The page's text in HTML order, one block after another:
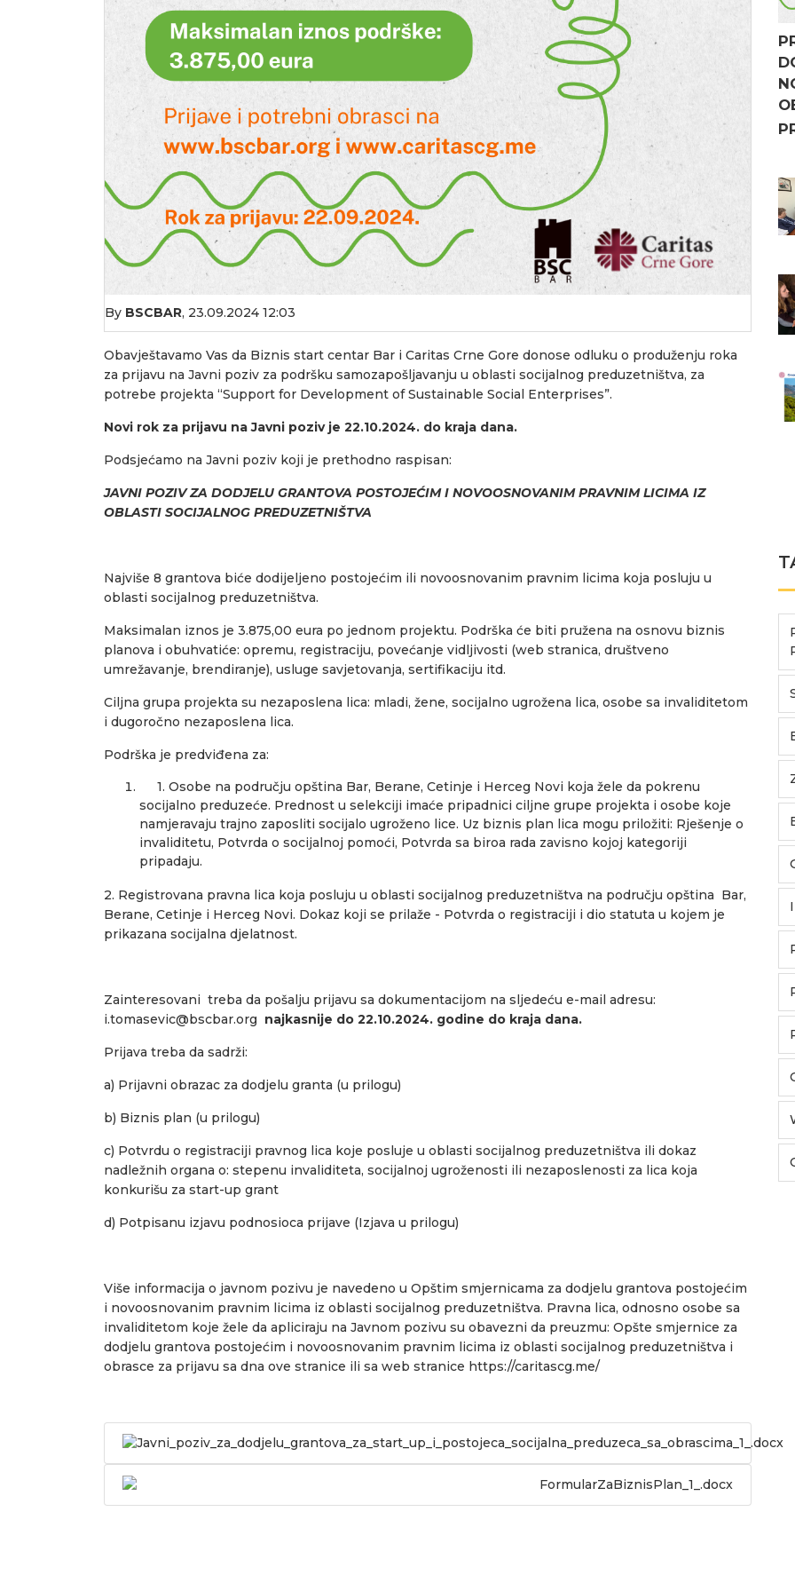
By BSCBAR, 23.09.2024 12:03
Obavještavamo Vas da Biznis start centar Bar i Caritas Crne Gore donose odluku o produženju roka
za prijavu na Javni poziv za podršku samozapošljavanju u oblasti socijalnog preduzetništva, za
potrebe projekta “Support for Development of Sustainable Social Enterprises”.
Novi rok za prijavu na Javni poziv je 22.10.2024. do kraja dana.
Podsjećamo na Javni poziv koji je prethodno raspisan:
JAVNI POZIV ZA DODJELU GRANTOVA POSTOJEĆIM I NOVOOSNOVANIM PRAVNIM LICIMA IZ
OBLASTI SOCIJALNOG PREDUZETNIŠTVA
Najviše 8 grantova biće dodijeljeno postojećim ili novoosnovanim pravnim licima koja posluju u
oblasti socijalnog preduzetništva.
Maksimalan iznos je 3.875,00 eura po jednom projektu. Podrška će biti pružena na osnovu biznis
planova i obuhvatiće: opremu, registraciju, povećanje vidljivosti (web stranica, društveno
umrežavanje, brendiranje), usluge savjetovanja, sertifikaciju itd.
Ciljna grupa projekta su nezaposlena lica: mladi, žene, socijalno ugrožena lica, osobe sa invaliditetom
i dugoročno nezaposlena lica.
Podrška je predviđena za:
1. Osobe na području opština Bar, Berane, Cetinje i Herceg Novi koja žele da pokrenu
socijalno preduzeće. Prednost u selekciji imaće pripadnici ciljne grupe projekta i osobe koje
namjeravaju trajno zaposliti socijalo ugroženo lice. Uz biznis plan lica mogu priložiti: Rješenje o
invaliditetu, Potvrda o socijalnoj pomoći, Potvrda sa biroa rada zavisno kojoj kategoriji
pripadaju.
2. Registrovana pravna lica koja posluju u oblasti socijalnog preduzetništva na području opština Bar,
Berane, Cetinje i Herceg Novi. Dokaz koji se prilaže - Potvrda o registraciji i dio statuta u kojem je
prikazana socijalna djelatnost.
Zainteresovani treba da pošalju prijavu sa dokumentacijom na sljedeću e-mail adresu:
i.tomasevic@bscbar.org najkasnije do 22.10.2024. godine do kraja dana.
Prijava treba da sadrži:
a) Prijavni obrazac za dodjelu granta (u prilogu)
b) Biznis plan (u prilogu)
c) Potvrdu o registraciji pravnog lica koje posluje u oblasti socijalnog preduzetništva ili dokaz
nadležnih organa o: stepenu invaliditeta, socijalnoj ugroženosti ili nezaposlenosti za lica koja
konkurišu za start-up grant
d) Potpisanu izjavu podnosioca prijave (Izjava u prilogu)
Više informacija o javnom pozivu je navedeno u Opštim smjernicama za dodjelu grantova postojećim
i novoosnovanim pravnim licima iz oblasti socijalnog preduzetništva. Pravna lica, odnosno osobe sa
invaliditetom koje žele da apliciraju na Javnom pozivu su obavezni da preuzmu: Opšte smjernice za
dodjelu grantova postojećim i novoosnovanim pravnim licima iz oblasti socijalnog preduzetništva i
obrasce za prijavu sa dna ove stranice ili sa web stranice https://caritascg.me/
Javni_poziv_za_dodjelu_grantova_za_start_up_i_postojeca_socijalna_preduzeca_sa_obrascima_1_.docx
FormularZaBiznisPlan_1_.docx